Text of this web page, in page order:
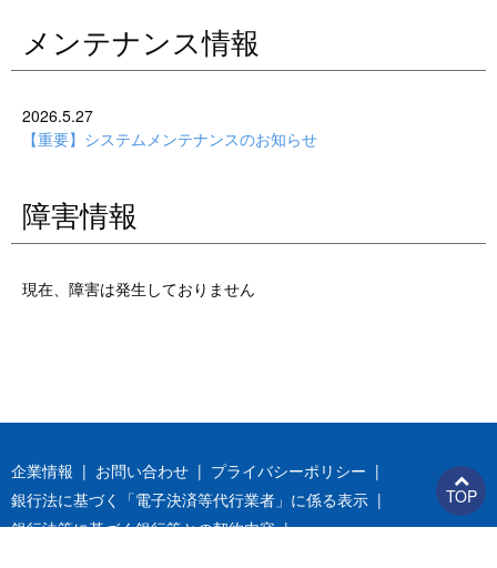
メンテナンス情報
2026.5.27
【重要】システムメンテナンスのお知らせ
障害情報
現在、障害は発生しておりません
TOP
企業情報 お問い合わせ
プライバシーポリシー
銀行法に基づく「電子決済等代行業者」に係る表示
銀行法等に基づく銀行等との契約内容